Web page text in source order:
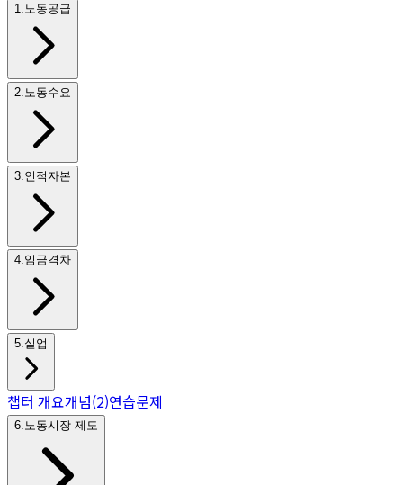
1 노동공급
2 노동수요
3 인적자본
4 임금격차
5 실업
챕터 개요개념(2)연습문제
6 노동시장 제도